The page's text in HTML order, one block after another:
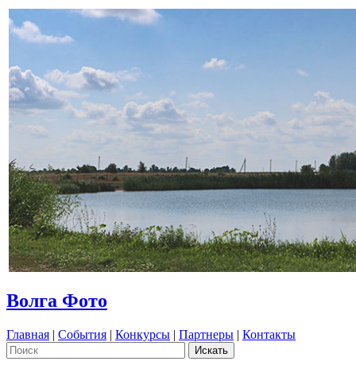
Волга Фото
Главная | События | Конкурсы | Партнеры | Контакты